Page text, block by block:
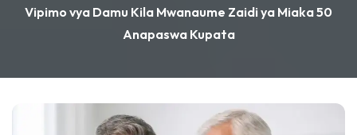
Vipimo vya Damu Kila Mwanaume Zaidi ya Miaka 50
Anapaswa Kupata